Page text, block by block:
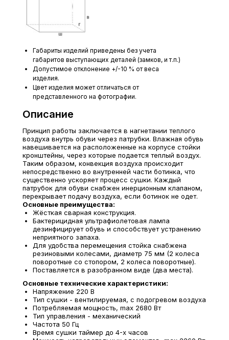
Описание
Принцип работы заключается в нагнетании теплого
воздуха внутрь обуви через патрубки. Влажная обувь
навешивается на расположенные на корпусе стойки
кронштейны, через которые подается теплый воздух.
Таким образом, конвекция воздуха происходит
непосредственно во внутренней части ботинка, что
существенно ускоряет процесс сушки. Каждый
патрубок для обуви снабжен инерционным клапаном,
перекрывает подачу воздуха, если ботинок не одет.
Основные преимущества:
Жёсткая сварная конструкция.
Бактерицидная ультрафиолетовая лампа
дезинфицирует обувь и способствует устранению
неприятного запаха.
Для удобства перемещения стойка снабжена
резиновыми колесами, диаметр 75 мм (2 колеса
поворотные со стопором, 2 колеса поворотные).
Поставляется в разобранном виде (два места).
Основные технические характеристики:
Напряжение 220 В
Тип сушки - вентилируемая, с подогревом воздуха
Потребляемая мощность, max 2680 Вт
Тип управления - механический
Частота 50 Гц
Время сушки таймер до 4-х часов
Габариты изделий приведены без учета
габаритов выступающих деталей (замков, и т.п.)
Допустимое отклонение +/-10 % от веса
изделия.
Цвет изделия может отличаться от
представленного на фотографии.